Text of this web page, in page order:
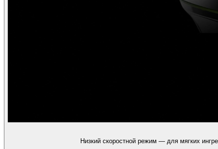
Низкий скоростной режим — для мягких